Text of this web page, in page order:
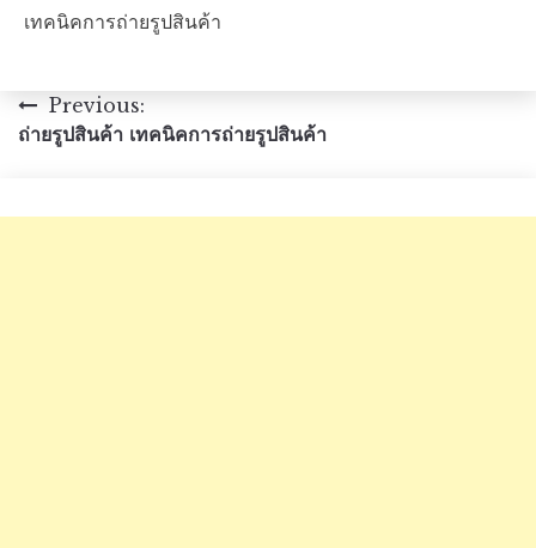
เทคนิคการถ่ายรูปสินค้า
แนะแนว
เรื่อง
Previous:
ถ่ายรูปสินค้า เทคนิคการถ่ายรูปสินค้า